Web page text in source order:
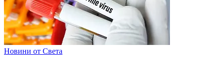
Новини от Света